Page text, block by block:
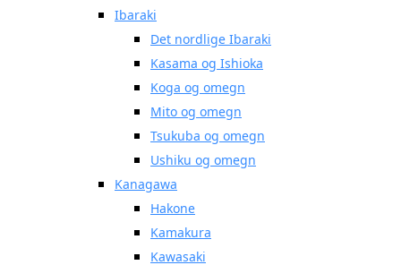
Ibaraki
Det nordlige Ibaraki
Kasama og Ishioka
Koga og omegn
Mito og omegn
Tsukuba og omegn
Ushiku og omegn
Kanagawa
Hakone
Kamakura
Kawasaki